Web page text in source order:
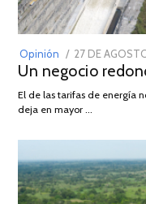
Opinión
POSTED
ON
27 DE
Un negocio
El de las tarifas de energía
deja en mayor …